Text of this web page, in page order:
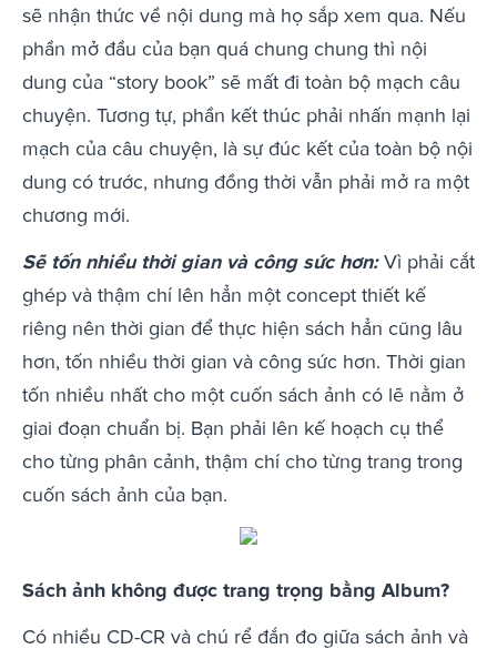
sẽ nhận thức về nội dung mà họ sắp xem qua. Nếu
phần mở đầu của bạn quá chung chung thì nội
dung của “story book” sẽ mất đi toàn bộ mạch câu
chuyện. Tương tự, phần kết thúc phải nhấn mạnh lại
mạch của câu chuyện, là sự đúc kết của toàn bộ nội
dung có trước, nhưng đồng thời vẫn phải mở ra một
chương mới.
Sẽ tốn nhiều thời gian và công sức hơn:Vì phải cắt
ghép và thậm chí lên hẳn một concept thiết kế
riêng nên thời gian để thực hiện sách hẳn cũng lâu
hơn, tốn nhiều thời gian và công sức hơn. Thời gian
tốn nhiều nhất cho một cuốn sách ảnh có lẽ nằm ở
giai đoạn chuẩn bị. Bạn phải lên kế hoạch cụ thể
cho từng phân cảnh, thậm chí cho từng trang trong
cuốn sách ảnh của bạn.
Sách ảnh không được trang trọng bằng Album?
Có nhiều CD-CR và chú rể đắn đo giữa sách ảnh và